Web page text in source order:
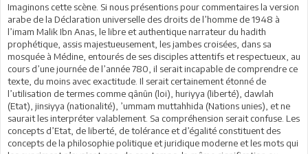
Imaginons cette scène. Si nous présentions pour commentaires la version
arabe de la Déclaration universelle des droits de l’homme de 1948 à
l’imam Malik Ibn Anas, le libre et authentique narrateur du hadith
prophétique, assis majestueusement, les jambes croisées, dans sa
mosquée à Médine, entourés de ses disciples attentifs et respectueux, au
cours d’une journée de l’année 780, il serait incapable de comprendre ce
texte, du moins avec exactitude. Il serait certainement étonné de
l’utilisation de termes comme qânûn (loi), huriyya (liberté), dawlah
(Etat), jinsiyya (nationalité), ’ummam muttahhida (Nations unies), et ne
saurait les interpréter valablement. Sa compréhension serait confuse. Les
concepts d’Etat, de liberté, de tolérance et d’égalité constituent des
concepts de la philosophie politique et juridique moderne et les mots qui